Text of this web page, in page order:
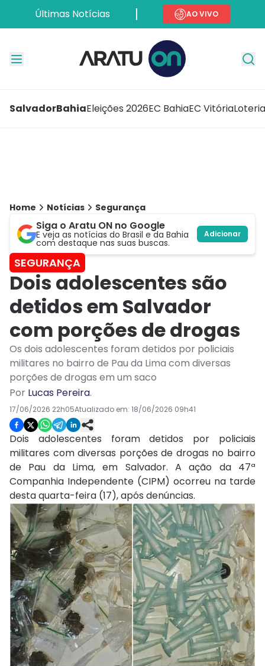
Últimas Notícias AO VIVO
SalvadorBahiaEleições 2026EC BahiaEC Vitória
Home Notícias Segurança
Siga o Aratu ON no Google
E veja as notícias do Brasil e da Bahia
com destaque nas suas buscas.
Adicionar
SEGURANÇA
Dois adolescentes são
detidos em Salvador
com porções de drogas
Os dois adolescentes foram detidos por policiais
militares no bairro de Pau da Lima com diversas
porções de drogas em um saco
Por Lucas Pereira.
17/06/2026 22h05Atualizado em: 18/06/2026 09h41
Dois adolescentes foram detidos por policiais
militares com diversas porções de drogas no bairro
de Pau da Lima, em Salvador. A ação da 47ª
Companhia Independente (CIPM) ocorreu na tarde
desta quarta-feira (17), após denúncias.